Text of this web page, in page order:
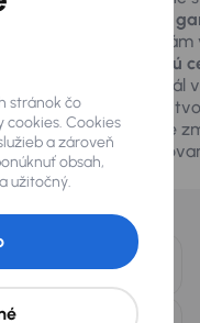
Na
z
ktorú
výkupnú
potenciál
cenami
podpise
pýtate
stránok čo
cookies. Cookies
a zároveň
obsah,
užitočný.